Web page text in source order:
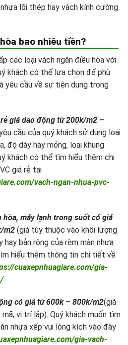
lõi thép hay vách kính cường
bao nhiêu tiền?
các loại vách ngăn điều hòa với
khách có thể lựa chọn để phù
yêu cầu về sự tiện dụng trong
giá dao động từ 200k/m2 –
cầu của quý khách sử dụng loại
độ dày hay mỏng, loại khung
khách có thể tìm hiểu thêm chi
giá rẻ tại
vach-ngan-nhua-pvc-
hòa, máy lạnh trong suốt có giá
m2 (giá tùy thuộc vào khối lượng
bản rộng của rèm màn nhựa
hiểu thêm thông tin chi tiết về
cuaxepnhuagiare.com/gia-
có giá từ 600k – 800k/m2(giá
vị trí lắp). Quý khách muốn tìm
nhựa xếp vui lòng kích vào đây
gia-vach-